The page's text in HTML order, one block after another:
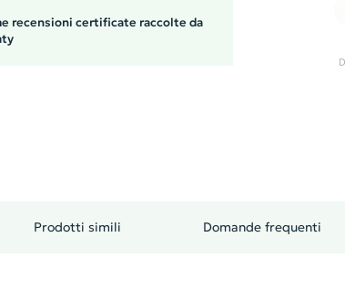
recensioni certificate raccolte da
Prodotti simili Domande frequenti